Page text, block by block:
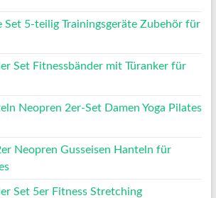
Set 5-teilig Trainingsgeräte Zubehör für
Set Fitnessbänder mit Türanker für
Neopren 2er-Set Damen Yoga Pilates
Neopren Gusseisen Hanteln für
Set 5er Fitness Stretching